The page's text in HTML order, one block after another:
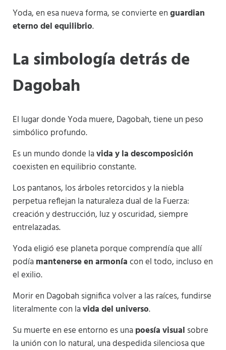
Yoda, en esa nueva forma, se convierte enguardian
eterno del equilibrio.
La simbología detrás de
Dagobah
El lugar donde Yoda muere, Dagobah, tiene un peso
simbólico profundo.
Es un mundo donde lavida y la descomposición
coexisten en equilibrio constante.
Los pantanos, los árboles retorcidos y la niebla
perpetua reflejan la naturaleza dual de la Fuerza:
creación y destrucción, luz y oscuridad, siempre
entrelazadas.
Yoda eligió ese planeta porque comprendía que allí
podíamantenerse en armoníacon el todo, incluso en
el exilio.
Morir en Dagobah significa volver a las raíces, fundirse
literalmente con lavida del universo.
Su muerte en ese entorno es unapoesía visual sobre
la unión con lo natural, una despedida silenciosa que